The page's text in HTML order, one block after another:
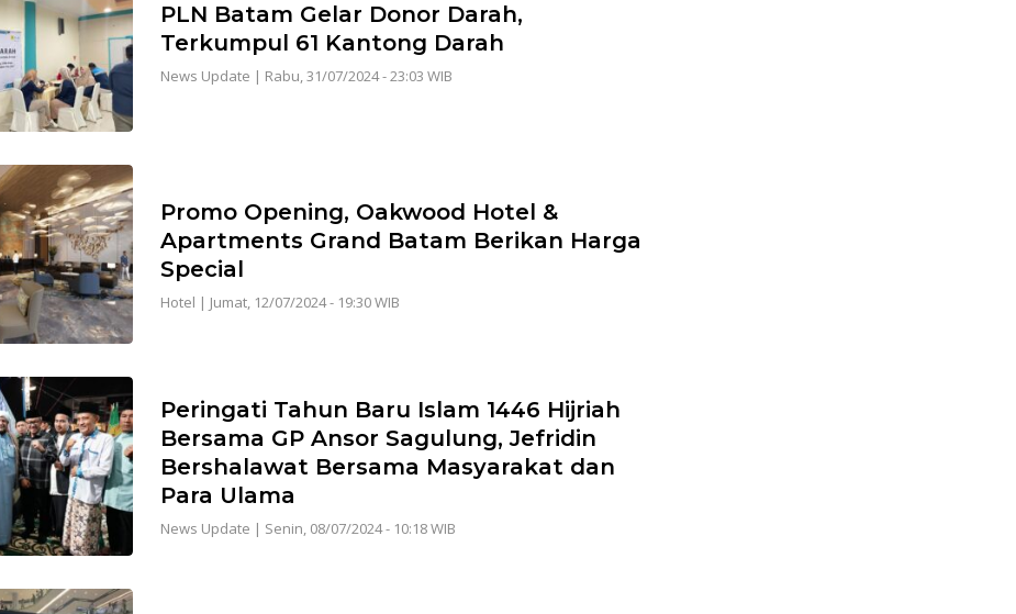
PLN Batam Gelar Donor Darah,
Terkumpul 61 Kantong Darah
News Update | Rabu, 31/07/2024 - 23:03 WIB
Promo Opening, Oakwood Hotel &
Apartments Grand Batam Berikan Harga
Special
Hotel | Jumat, 12/07/2024 - 19:30 WIB
Peringati Tahun Baru Islam 1446 Hijriah
Bersama GP Ansor Sagulung, Jefridin
Bershalawat Bersama Masyarakat dan
Para Ulama
News Update | Senin, 08/07/2024 - 10:18 WIB